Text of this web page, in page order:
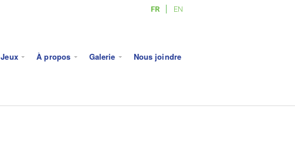
FR EN
Jeux À propos Galerie Nous joindre